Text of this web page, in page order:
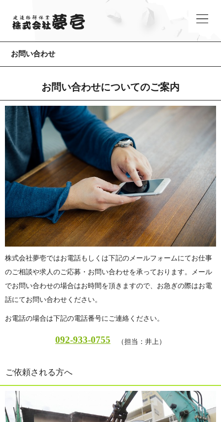
お問い合わせ
お問い合わせについてのご案内
株式会社夢壱ではお電話もしくは下記のメールフォームにてお仕事
のご相談や求人のご応募・お問い合わせを承っております。メール
でお問い合わせの場合はお時間を頂きますので、お急ぎの際はお電
話にてお問い合わせください。
お電話の場合は下記の電話番号にご連絡ください。
092-933-0755 （担当：井上）
ご依頼される方へ